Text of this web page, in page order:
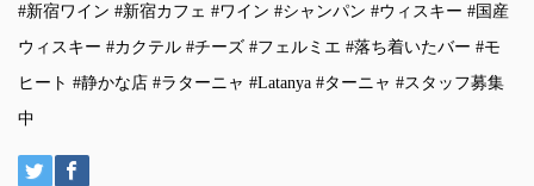
#新宿ワイン #新宿カフェ #ワイン #シャンパン #ウィスキー #国産
ウィスキー #カクテル #チーズ #フェルミエ #落ち着いたバー #モ
ヒート #静かな店 #ラターニャ #Latanya #ターニャ #スタッフ募集
中